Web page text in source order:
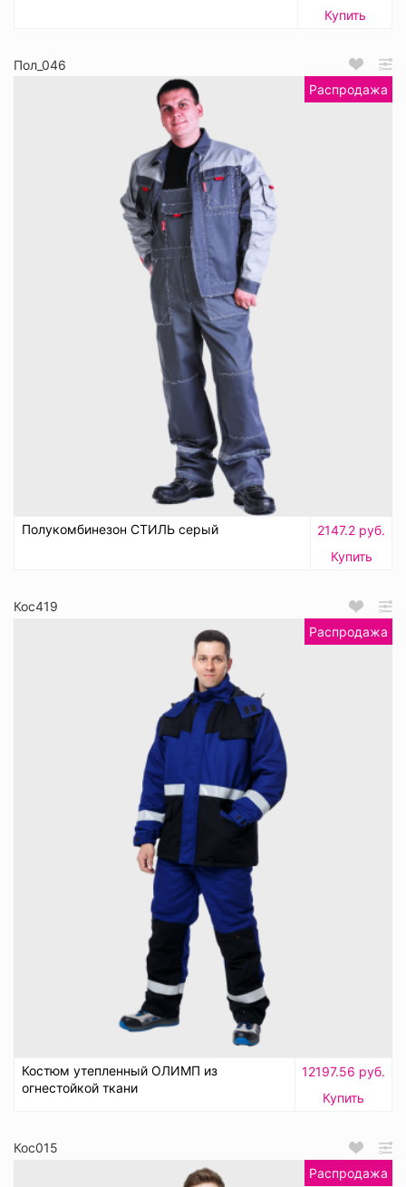
Купить
Пол_046
Распродажа
Полукомбинезон СТИЛЬ серый
2147.2 руб.
Купить
Кос419
Распродажа
Костюм утепленный ОЛИМП из
огнестойкой ткани
12197.56 руб.
Купить
Кос015
Распродажа